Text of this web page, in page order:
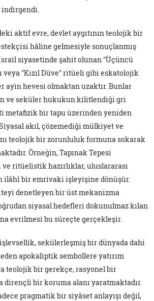
aktif evre, devlet aygıtının teolojik bir
hâline gelmesiyle sonuçlanmış
siyasetinde şahit olunan "Üçüncü
veya "Kızıl Düve" ritüeli gibi eskatolojik
ayin hevesi olmaktan uzaktır. Bunlar
ve seküler hukukun kilitlendiği gri
metafizik bir tapu üzerinden yeniden
akıl, çözemediği mülkiyet ve
teolojik bir zorunluluk formuna sokarak
Örneğin, Tapınak Tepesi
ritüelistik hazırlıklar, uluslararası
ilâhî bir emrivaki işleyişine dönüşür.
denetleyen bir üst mekanizma
siyasal hedefleri dokunulmaz kılan
evrilmesi bu süreçte gerçekleşir.
sekülerleşmiş bir dünyada dahi
apokaliptik sembollere yatırım
teolojik bir gerekçe, rasyonel bir
dirençli bir koruma alanı yaratmaktadır.
pragmatik bir siyâset anlayışı değil,